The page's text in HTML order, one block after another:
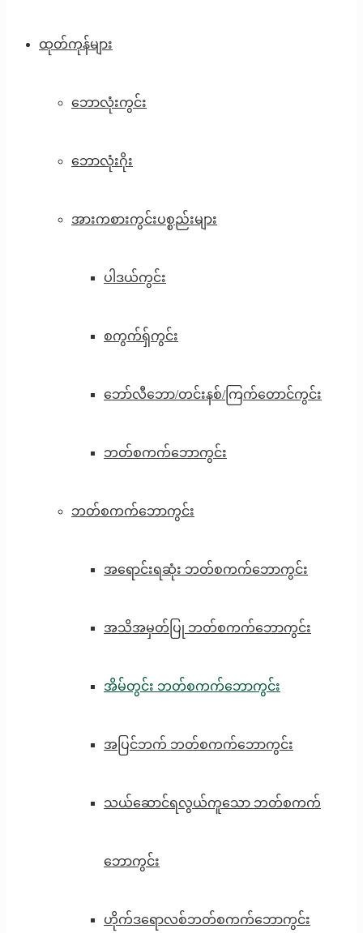
ထုတ်ကုန်များ
ဘောလုံးကွင်း
ဘောလုံးဂိုး
အားကစားကွင်းပစ္စည်းများ
ပါဒယ်ကွင်း
စကွက်ရှ်ကွင်း
ဘော်လီဘော/တင်းနစ်/ကြက်တောင်ကွင်း
ဘတ်စကက်ဘောကွင်း
ဘတ်စကက်ဘောကွင်း
အရောင်းရဆုံး ဘတ်စကက်ဘောကွင်း
အသိအမှတ်ပြု ဘတ်စကက်ဘောကွင်း
အိမ်တွင်း ဘတ်စကက်ဘောကွင်း
အပြင်ဘက် ဘတ်စကက်ဘောကွင်း
သယ်ဆောင်ရလွယ်ကူသော ဘတ်စကက်
ဘောကွင်း
ဟိုက်ဒရောလစ်ဘတ်စကက်ဘောကွင်း